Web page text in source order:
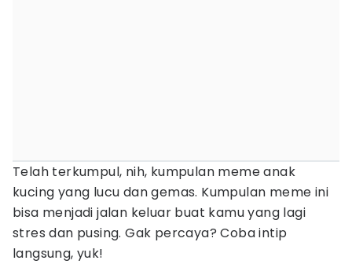
Telah terkumpul, nih, kumpulan meme anak
kucing yang lucu dan gemas. Kumpulan meme ini
bisa menjadi jalan keluar buat kamu yang lagi
stres dan pusing. Gak percaya? Coba intip
langsung, yuk!